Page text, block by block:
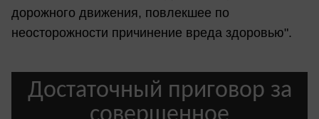
дорожного движения, повлекшее по
неосторожности причинение вреда здоровью".